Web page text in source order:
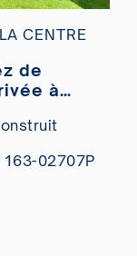
CENTRE
de
à
163-02707P